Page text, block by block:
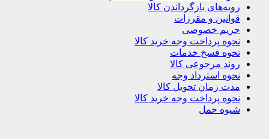
رویه‌های بازگرداندن کالا
قوانین و مقررات
حریم خصوصی
نحوه پرداخت وجه خرید کالا
نحوه فسخ خدمات
روند مرجوعی کالا
نحوه استرداد وجه
مدت زمان تحویل کالا
نحوه پرداخت وجه خرید کالا
شیوه حمل